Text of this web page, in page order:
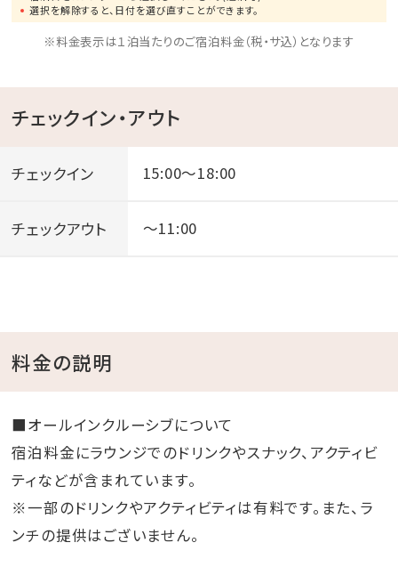
選択を解除すると、日付を選び直すことができます。
※料金表示は１泊当たりのご宿泊料金（税・サ込）となります
チェックイン・アウト
チェックイン 15:00～18:00
チェックアウト ～11:00
料金の説明
■オールインクルーシブについて
宿泊料金にラウンジでのドリンクやスナック、アクティビ
ティなどが含まれています。
※一部のドリンクやアクティビティは有料です。また、ラ
ンチの提供はございません。